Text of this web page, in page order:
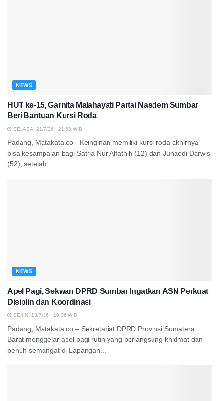
NEWS
HUT ke-15, Garnita Malahayati Partai Nasdem Sumbar
Beri Bantuan Kursi Roda
SELASA, 21/7/26 | 21:53 WIB
Padang, Matakata.co - Keinginan memiliki kursi roda akhirnya
bisa kesampaian bagi Satria Nur Alfathih (12) dan Junaedi Darwis
(52), setelah...
NEWS
Apel Pagi, Sekwan DPRD Sumbar Ingatkan ASN Perkuat
Disiplin dan Koordinasi
SENIN, 13/7/26 | 19:36 WIB
Padang, Matakata.co – Sekretariat DPRD Provinsi Sumatera
Barat menggelar apel pagi rutin yang berlangsung khidmat dan
penuh semangat di Lapangan...